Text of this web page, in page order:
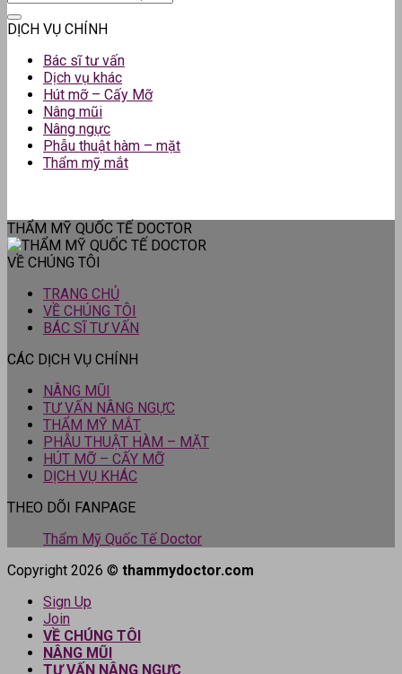
DỊCH VỤ CHÍNH
Bác sĩ tư vấn
Dịch vụ khác
Hút mỡ – Cấy Mỡ
Nâng mũi
Nâng ngực
Phẫu thuật hàm – mặt
Thẩm mỹ mắt
THẨM MỸ QUỐC TẾ DOCTOR
VỀ CHÚNG TÔI
TRANG CHỦ
VỀ CHÚNG TÔI
BÁC SĨ TƯ VẤN
CÁC DỊCH VỤ CHÍNH
NÂNG MŨI
TƯ VẤN NÂNG NGỰC
THẨM MỸ MẮT
PHẪU THUẬT HÀM – MẶT
HÚT MỠ – CẤY MỠ
DỊCH VỤ KHÁC
THEO DÕI FANPAGE
Thẩm Mỹ Quốc Tế Doctor
Copyright 2026 © thammydoctor.com
Sign Up
Join
VỀ CHÚNG TÔI
NÂNG MŨI
TƯ VẤN NÂNG NGỰC